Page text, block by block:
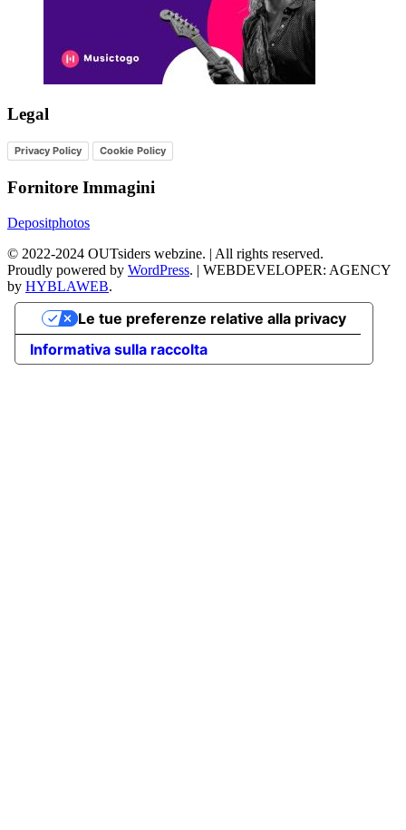
Legal
Privacy Policy Cookie Policy
Fornitore Immagini
Depositphotos
© 2022-2024 OUTsiders webzine. | All rights reserved.
Proudly powered by WordPress. | WEBDEVELOPER: AGENCY
by HYBLAWEB.
Informativa sulla raccolta
Le tue preferenze relative alla privacy